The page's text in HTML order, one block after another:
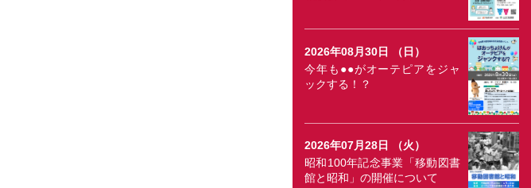
2026年08月30日 （日）
今年も●●がオーテピアをジャ
ックする！？
2026年07月28日 （火）
昭和100年記念事業「移動図書
館と昭和」の開催について